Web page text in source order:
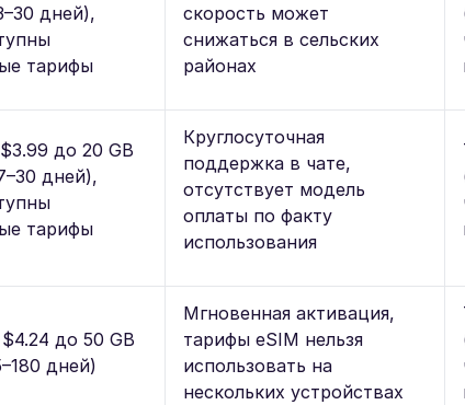
дней),
тарифы
скорость может
снижаться в сельских
районах
до 20 GB
дней),
тарифы
Круглосуточная
поддержка в чате,
отсутствует модель
оплаты по факту
использования
до 50 GB
дней)
Мгновенная активация,
тарифы eSIM нельзя
использовать на
нескольких устройствах